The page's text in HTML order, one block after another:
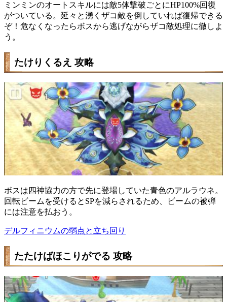
ミンミンのオートスキルには敵5体撃破ごとにHP100%回復
がついている。延々と湧くザコ敵を倒していれば復帰できる
ぞ！危なくなったらボスから逃げながらザコ敵処理に徹しよ
う。
たけりくるえ 攻略
ボスは四神協力の方で先に登場していた青色のアルラウネ。
回転ビームを受けるとSPを減らされるため、ビームの被弾
には注意を払おう。
デルフィニウムの弱点と立ち回り
たたけばほこりがでる 攻略